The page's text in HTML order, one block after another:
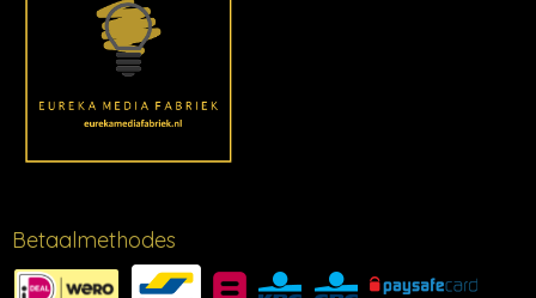
Betaalmethodes